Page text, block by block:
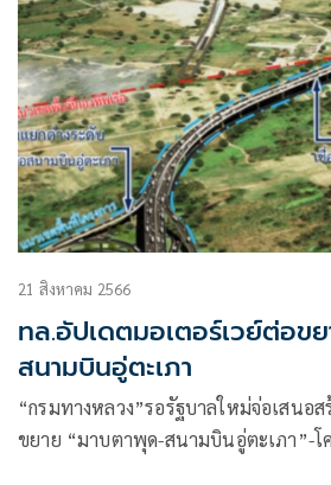
21 สิงหาคม 2566
ทล.อัปเดตมอเตอร์เวย์ต่อข
สนามบินอู่ตะเภา
“กรมทางหลวง”รอรัฐบาลใหม่จ่อเสนอส
ขยาย “มาบตาพุด-สนามบินอู่ตะเภา”-โ